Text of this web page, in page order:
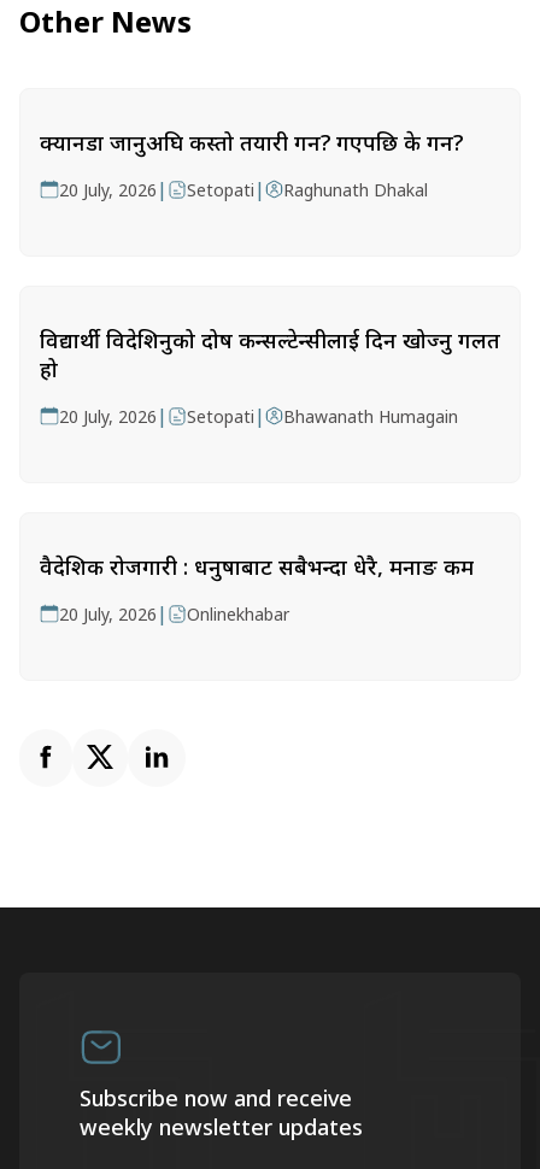
Other News
क्यानडा जानुअघि कस्तो तयारी गर्ने? गएपछि के गर्ने?
20 July, 2026 | Setopati | Raghunath Dhakal
विद्यार्थी विदेशिनुको दोष कन्सल्टेन्सीलाई दिन खोज्नु गलत
हो
20 July, 2026 | Setopati | Bhawanath Humagain
वैदेशिक रोजगारी : धनुषाबाट सबैभन्दा धेरै, मनाङ कम
20 July, 2026 | Onlinekhabar
Subscribe now and receive
weekly newsletter updates